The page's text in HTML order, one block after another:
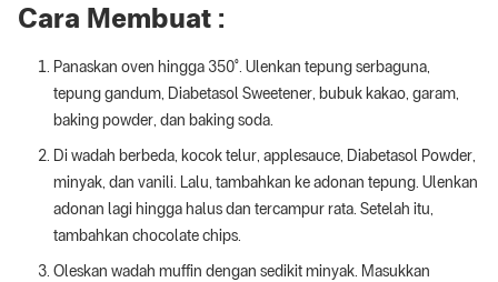
Cara Membuat :
Panaskan oven hingga 350°. Ulenkan tepung serbaguna,
tepung gandum, Diabetasol Sweetener, bubuk kakao, garam,
baking powder, dan baking soda.
Di wadah berbeda, kocok telur, applesauce, Diabetasol Powder,
minyak, dan vanili. Lalu, tambahkan ke adonan tepung. Ulenkan
adonan lagi hingga halus dan tercampur rata. Setelah itu,
tambahkan chocolate chips.
Oleskan wadah muffin dengan sedikit minyak. Masukkan